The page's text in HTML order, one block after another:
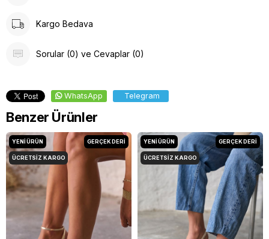
Kargo Bedava
Sorular (0) ve Cevaplar (0)
WhatsApp Telegram
Benzer Ürünler
YENI ÜRÜN
ÜCRETSIZ KARGO
GERÇEK DERİ YENI ÜRÜN
ÜCRETSIZ KARGO
GERÇEK DERİ